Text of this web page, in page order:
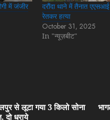
में जंजीर
दरौंदा थाने में तैनात
रेतकर हत्या
October 31, 2025
In "न्यूज़बीट"
से लूटा गया 3 किलो सोना
दो धराये
Next